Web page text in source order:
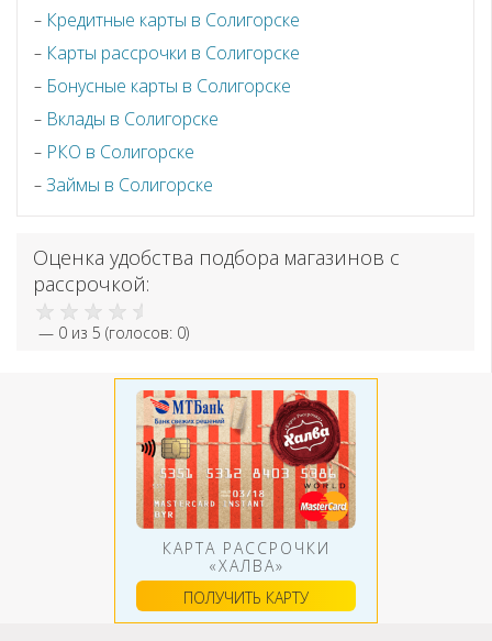
Кредитные карты в Солигорске
Карты рассрочки в Солигорске
Бонусные карты в Солигорске
Вклады в Солигорске
РКО в Солигорске
Займы в Солигорске
Оценка удобства подбора магазинов с
рассрочкой:
— 0 из 5 (голосов: 0)
КАРТА РАССРОЧКИ
«ХАЛВА»
ПОЛУЧИТЬ КАРТУ